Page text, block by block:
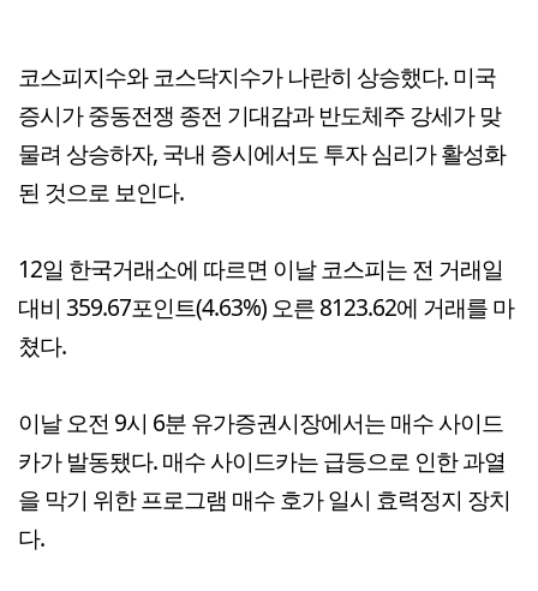
코스피지수와 코스닥지수가 나란히 상승했다. 미국
증시가 중동전쟁 종전 기대감과 반도체주 강세가 맞
물려 상승하자, 국내 증시에서도 투자 심리가 활성화
된 것으로 보인다.
12일 한국거래소에 따르면 이날 코스피는 전 거래일
대비 359.67포인트(4.63%) 오른 8123.62에 거래를 마
쳤다.
이날 오전 9시 6분 유가증권시장에서는 매수 사이드
카가 발동됐다. 매수 사이드카는 급등으로 인한 과열
을 막기 위한 프로그램 매수 호가 일시 효력정지 장치
다.